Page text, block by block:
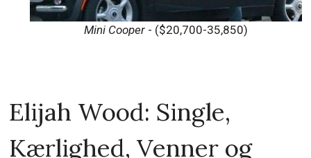
Mini Cooper- ($20,700-35,850)
Elijah Wood: Single,
Kærlighed, Venner og